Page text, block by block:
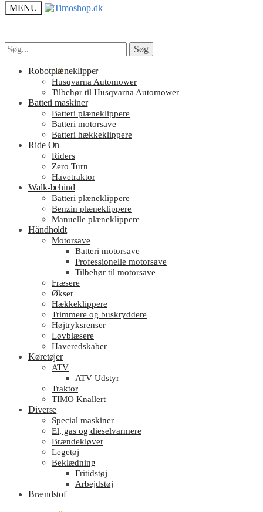
MENU
Søg
efter:
Søg
kr.0.00 0
Søg
efter:
Søg
Robotplæneklipper
Husqvarna Automower
Tilbehør til Husqvarna Automower
Batteri maskiner
Batteri plæneklippere
Batteri motorsave
Batteri hækkeklippere
Ride On
Riders
Zero Turn
Havetraktor
Walk-behind
Batteri plæneklippere
Benzin plæneklippere
Manuelle plæneklippere
Håndholdt
Motorsave
Batteri motorsave
Professionelle motorsave
Tilbehør til motorsave
Fræsere
Økser
Hækkeklippere
Trimmere og buskryddere
Højtryksrenser
Løvblæsere
Haveredskaber
Køretøjer
ATV
ATV Udstyr
Traktor
TIMO Knallert
Diverse
Special maskiner
El, gas og dieselvarmere
Brændekløver
Legetøj
Beklædning
Fritidstøj
Arbejdstøj
Brændstof